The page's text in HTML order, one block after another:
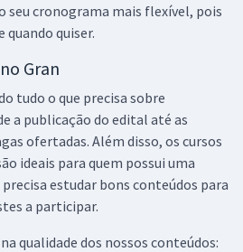
cronograma mais flexível, pois
quando quiser.
Gran
tudo o que precisa sobre
a publicação do edital até as
ofertadas. Além disso, os cursos
ideais para quem possui uma
estudar bons conteúdos para
a participar.
qualidade dos nossos conteúdos: